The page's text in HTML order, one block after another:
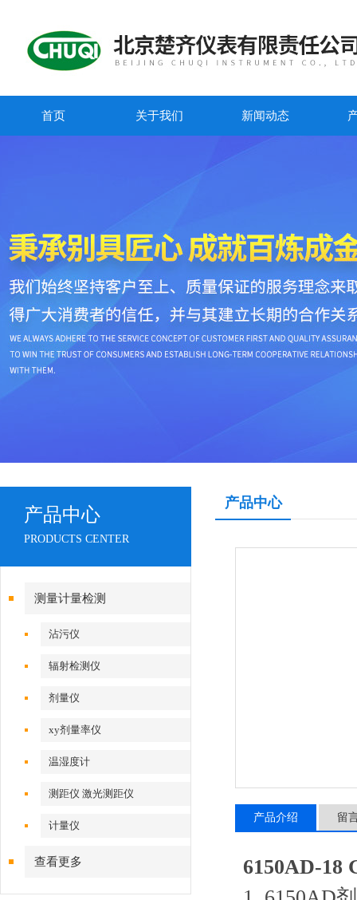
首页 关于我们 新闻动态
产品中心
PRODUCTS CENTER
测量计量检测
沾污仪
辐射检测仪
剂量仪
xy剂量率仪
温湿度计
测距仪 激光测距仪
计量仪
查看更多
产品中心
产品介绍 留
6150AD-18